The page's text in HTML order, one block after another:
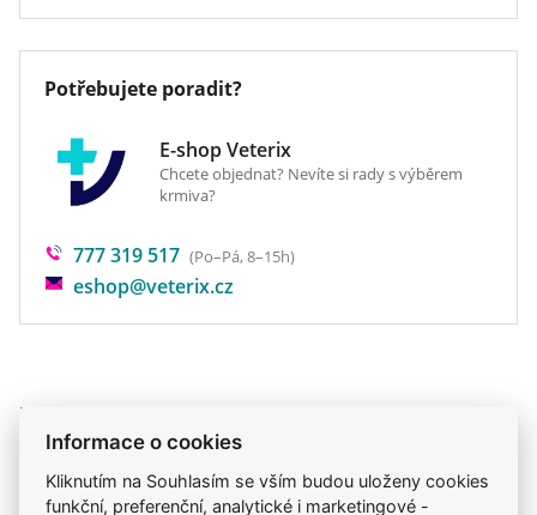
Potřebujete poradit?
E-shop Veterix
Chcete objednat? Nevíte si rady s výběrem
krmiva?
777 319 517 (Po–Pá, 8–15h)
eshop@veterix.cz
Produkt také v těchto kategoriích
Mou kočku trápí
Kočky
Informace o cookies
Kliknutím na Souhlasím se vším budou uloženy cookies
funkční, preferenční, analytické i marketingové -